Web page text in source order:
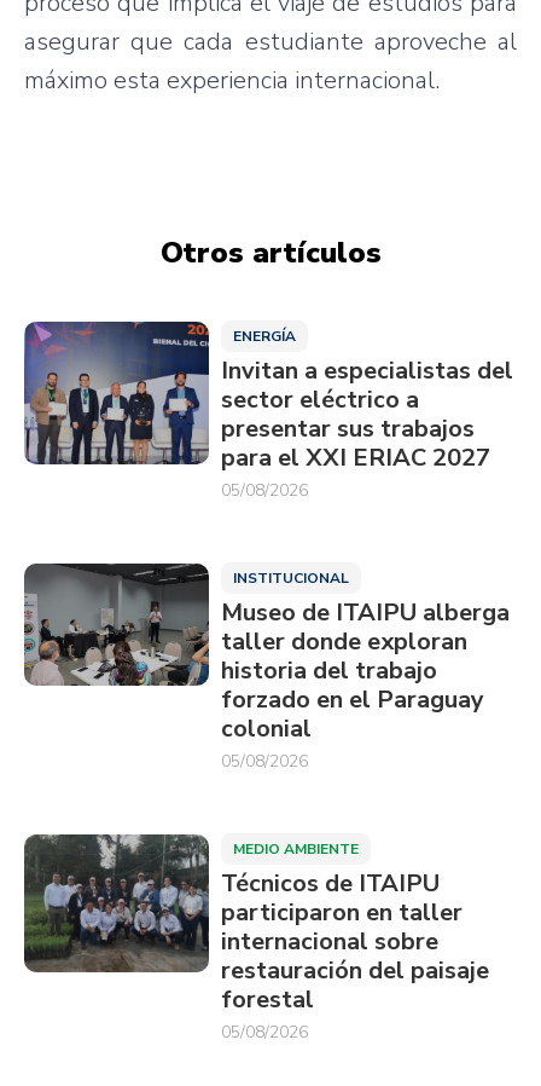
asegurar que cada estudiante aproveche al
máximo esta experiencia internacional.
Otros artículos
ENERGÍA
Invitan a especialistas del
sector eléctrico a
presentar sus trabajos
para el XXI ERIAC 2027
05/08/2026
INSTITUCIONAL
Museo de ITAIPU alberga
taller donde exploran
historia del trabajo
forzado en el Paraguay
colonial
05/08/2026
MEDIO AMBIENTE
Técnicos de ITAIPU
participaron en taller
internacional sobre
restauración del paisaje
forestal
05/08/2026